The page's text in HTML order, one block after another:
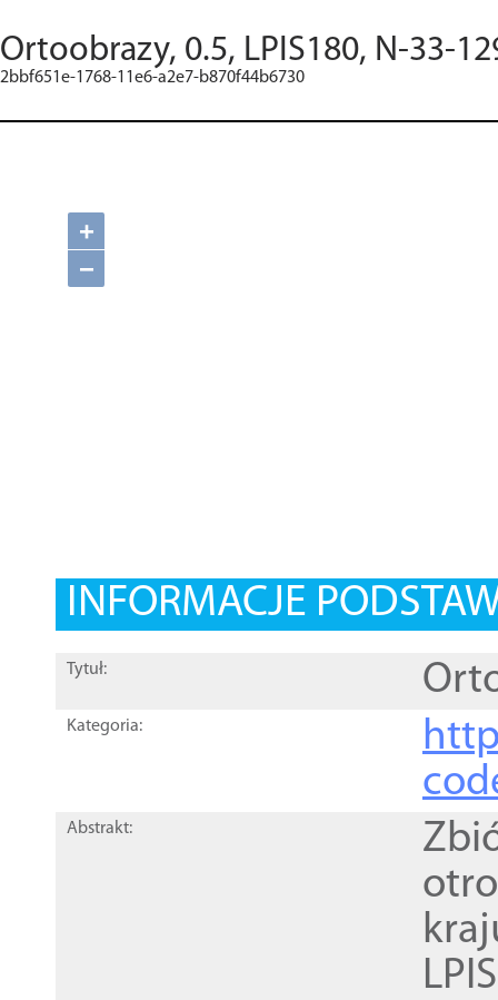
Ortoobrazy, 0.5, LPIS180, N-33-
2bbf651e-1768-11e6-a2e7-b870f44b6730
+
−
INFORMACJE
Tytuł:
Kategoria:
Abstrakt: